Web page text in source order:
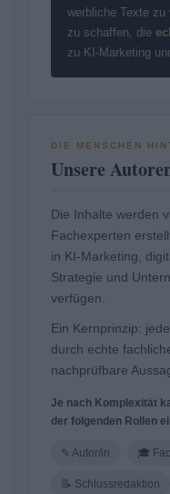
werbliche Texte
zu schaffen, die
zu KI-Marketing
DIE MENSCHEN
Unsere
Die Inhalte werden
Fachexperten
in KI-Marketing,
Strategie und
verfügen.
Ein Kernprinzip:
durch echte
nachprüfbare
Je nach Komplexität
der folgenden Rollen
✎ Autor/in 🎓
📝 Schlussredaktion